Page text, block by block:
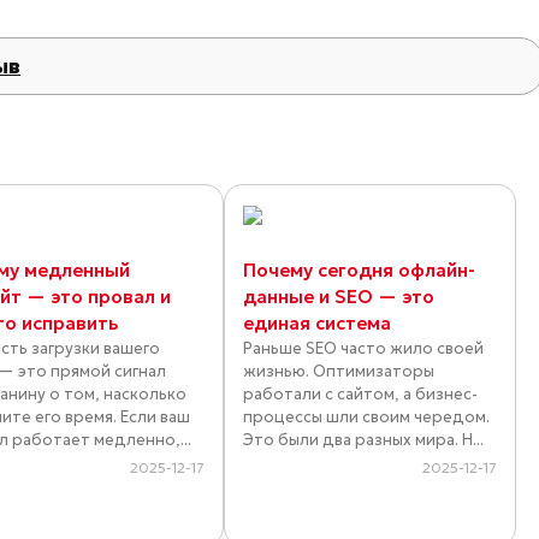
медленный
— это провал и
исправить
загрузки вашего
это прямой сигнал
о том, насколько
его время. Если ваш
работает медленно,...
2025-12-17
Почему сегодня офлайн-
данные и SEO — это
единая система
Раньше SEO часто жило своей
жизнью. Оптимизаторы
работали с сайтом, а бизнес-
процессы шли своим чередом.
Это были два разных мира. Н...
2025-12-17